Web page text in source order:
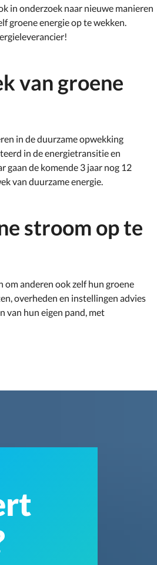
in onderzoek naar nieuwe manieren
groene energie op te wekken.
van groene
in de duurzame opwekking
in de energietransitie en
gaan de komende 3 jaar nog 12
van duurzame energie.
stroom op te
anderen ook zelf hun groene
overheden en instellingen advies
van hun eigen pand, met